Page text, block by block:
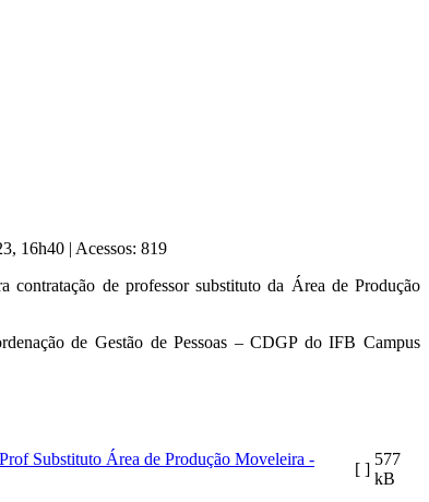
16h40 | Acessos: 819
de professor substituto da Área de Produção
de Gestão de Pessoas – CDGP do IFB Campus
Substituto Área de Produção Moveleira -
[ ]
577
kB